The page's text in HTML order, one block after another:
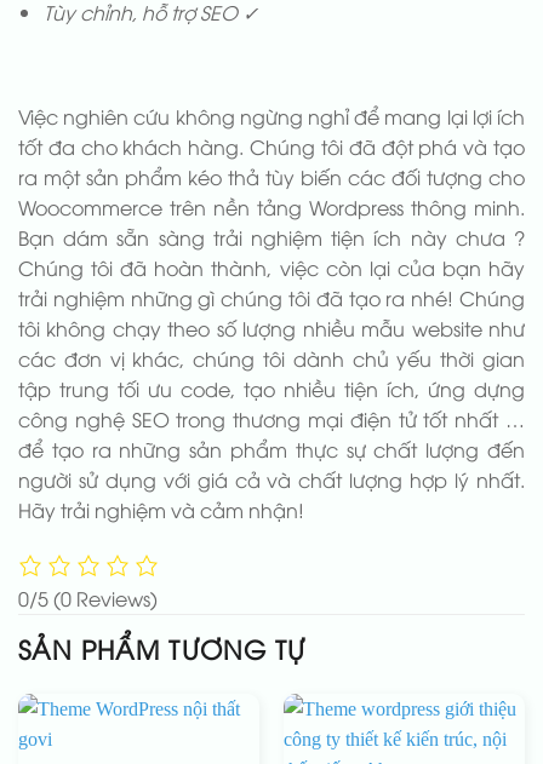
Tùy chỉnh, hỗ trợ SEO ✓
Việc nghiên cứu không ngừng nghỉ để mang lại lợi ích
tốt đa cho khách hàng. Chúng tôi đã đột phá và tạo
ra một sản phẩm kéo thả tùy biến các đối tượng cho
Woocommerce trên nền tảng Wordpress thông minh.
Bạn dám sẵn sàng trải nghiệm tiện ích này chưa ?
Chúng tôi đã hoàn thành, việc còn lại của bạn hãy
trải nghiệm những gì chúng tôi đã tạo ra nhé! Chúng
tôi không chạy theo số lượng nhiều mẫu website như
các đơn vị khác, chúng tôi dành chủ yếu thời gian
tập trung tối ưu code, tạo nhiều tiện ích, ứng dựng
công nghệ SEO trong thương mại điện tử tốt nhất …
để tạo ra những sản phẩm thực sự chất lượng đến
người sử dụng với giá cả và chất lượng hợp lý nhất.
Hãy trải nghiệm và cảm nhận!
0/5(0 Reviews)
SẢN PHẨM TƯƠNG TỰ